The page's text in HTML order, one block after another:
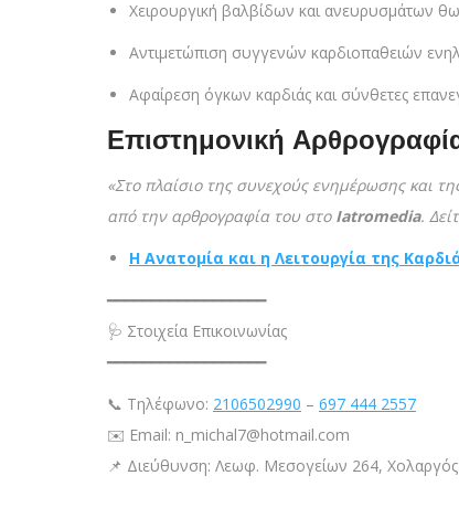
Χειρουργική βαλβίδων και ανευρυσμάτων
Αντιμετώπιση συγγενών καρδιοπαθειών
Αφαίρεση όγκων καρδιάς και σύνθετες
Επιστημονική
«Στο πλαίσιο της συνεχούς ενημέρωσης και
από την αρθρογραφία του στο Iatromedia.
Η Ανατομία και η Λειτουργία της
━━━━━━━━━━━━━━━━━━
🩺 Στοιχεία Επικοινωνίας
━━━━━━━━━━━━━━━━━━
📞 Τηλέφωνο: 2106502990 – 697 444 2557
✉️ Email: n_michal7@hotmail.com
📌 Διεύθυνση: Λεωφ. Μεσογείων 264, Χολαργός